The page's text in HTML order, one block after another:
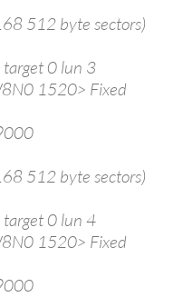
512 byte sectors)
target 0 lun 3
1520> Fixed
512 byte sectors)
target 0 lun 4
1520> Fixed